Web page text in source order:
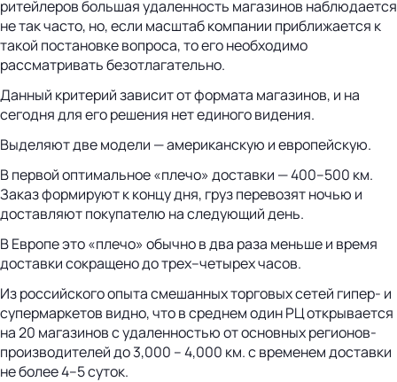
ритейлеров большая удаленность магазинов наблюдается
не так часто, но, если масштаб компании приближается к
такой постановке вопроса, то его необходимо
рассматривать безотлагательно.
Данный критерий зависит от формата магазинов, и на
сегодня для его решения нет единого видения.
Выделяют две модели — американскую и европейскую.
В первой оптимальное «плечо» доставки — 400–500 км.
Заказ формируют к концу дня, груз перевозят ночью и
доставляют покупателю на следующий день.
В Европе это «плечо» обычно в два раза меньше и время
доставки сокращено до трех–четырех часов.
Из российского опыта смешанных торговых сетей гипер- и
супермаркетов видно, что в среднем один РЦ открывается
на 20 магазинов с удаленностью от основных регионов-
производителей до 3,000 – 4,000 км. с временем доставки
не более 4–5 суток.